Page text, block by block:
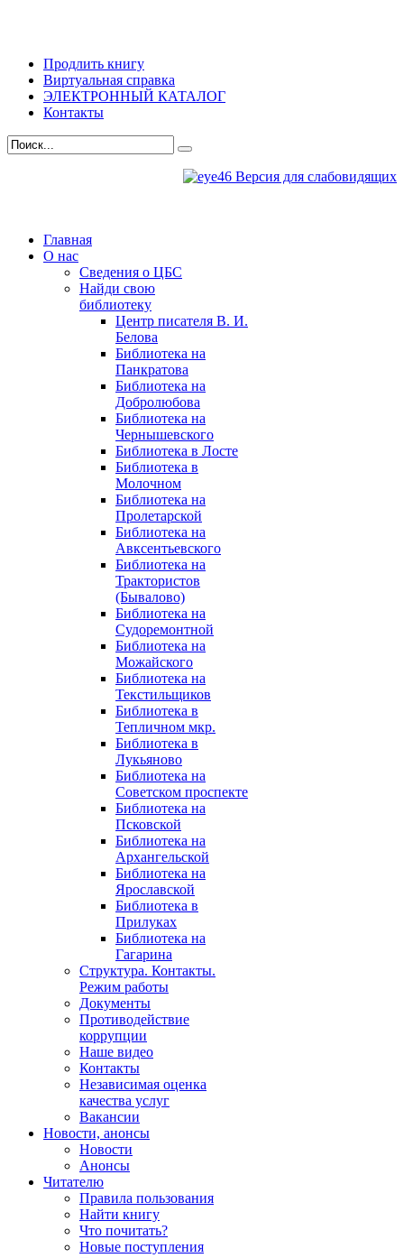
Продлить книгу
Виртуальная справка
ЭЛЕКТРОННЫЙ КАТАЛОГ
Контакты
Версия для слабовидящих
Главная
О нас
Сведения о ЦБС
Найди свою
библиотеку
Центр писателя В. И.
Белова
Библиотека на
Панкратова
Библиотека на
Добролюбова
Библиотека на
Чернышевского
Библиотека в Лосте
Библиотека в
Молочном
Библиотека на
Пролетарской
Библиотека на
Авксентьевского
Библиотека на
Трактористов
(Бывалово)
Библиотека на
Судоремонтной
Библиотека на
Можайского
Библиотека на
Текстильщиков
Библиотека в
Тепличном мкр.
Библиотека в
Лукьяново
Библиотека на
Советском проспекте
Библиотека на
Псковской
Библиотека на
Архангельской
Библиотека на
Ярославской
Библиотека в
Прилуках
Библиотека на
Гагарина
Структура. Контакты.
Режим работы
Документы
Противодействие
коррупции
Наше видео
Контакты
Независимая оценка
качества услуг
Вакансии
Новости, анонсы
Новости
Анонсы
Читателю
Правила пользования
Найти книгу
Что почитать?
Новые поступления